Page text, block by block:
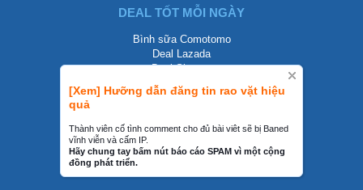
[Xem] Hưỡng dẫn đăng tin rao vặt hiệu
quả
Thành viên cố tình comment cho đủ bài viêt sẽ bị Baned
vĩnh viễn và cấm IP.
Hãy chung tay bấm nút báo cáo SPAM vì một cộng
đồng phát triển.
DEAL TỐT MỖI NGÀY
Bình sữa Comotomo
Deal Lazada
Deal Shopee
LIÊN HỆ
0858002468
contact@mraovat.vn